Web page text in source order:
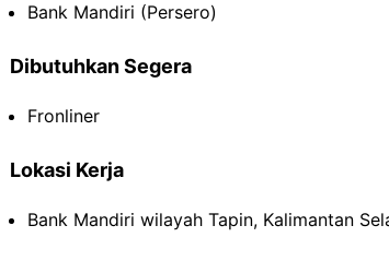
Bank Mandiri (Persero)
Dibutuhkan Segera
Fronliner
Lokasi Kerja
Bank Mandiri wilayah Tapin, Kalimantan